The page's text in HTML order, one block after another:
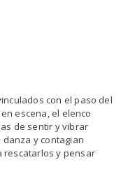
con el paso del
escena, el elenco
de sentir y vibrar
y contagian
rescatarlos y pensar